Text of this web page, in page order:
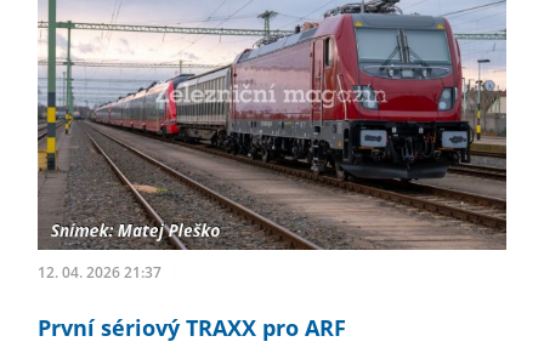
12. 04. 2026 21:37
První sériový TRAXX pro ARF